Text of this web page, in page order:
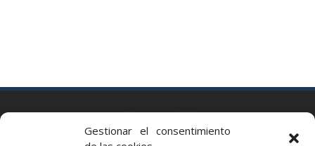
Gestionar el consentimiento
Via Augusta 2 bis, 3º, 08006 Barcelona